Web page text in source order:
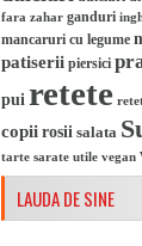
fara zahar ganduri
mancaruri cu legume
patiserii piersici
pui retete
copii rosii salata
tarte sarate utile vegan
LAUDA DE SINE